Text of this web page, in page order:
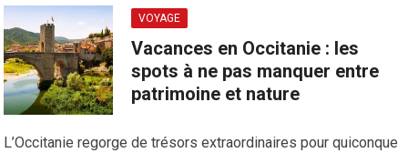
VOYAGE
Vacances en Occitanie : les
spots à ne pas manquer entre
patrimoine et nature
L’Occitanie regorge de trésors extraordinaires pour quiconque